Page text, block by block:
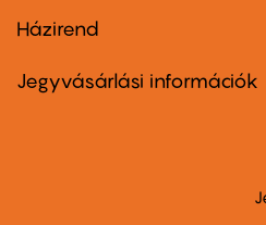
Footer
second
Házirend
Jegyvásárlási információk